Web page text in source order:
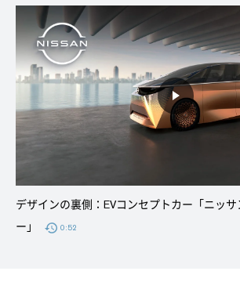
デザインの裏側：EVコンセプトカー「ニッ
ー」
0:52